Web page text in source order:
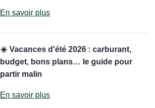
En savoir plus
☀️ Vacances d'été 2026 : carburant,
budget, bons plans… le guide pour
partir malin
En savoir plus